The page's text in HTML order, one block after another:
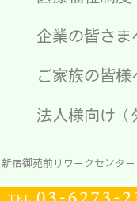
企業の皆さま
ご家族の皆様
法人様向け（
新宿御苑前リワークセンタ